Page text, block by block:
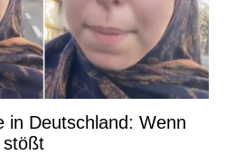
in Deutschland: Wenn
stößt